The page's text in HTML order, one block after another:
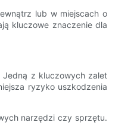
lub w miejscach o
kluczowe znaczenie dla
Jedną z kluczowych zalet
ryzyko uszkodzenia
narzędzi czy sprzętu.